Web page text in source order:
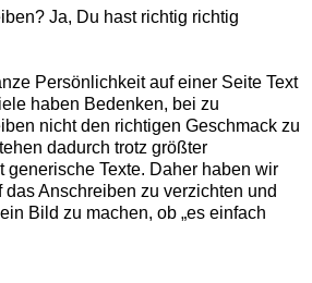
Ja, Du hast richtig richtig
Persönlichkeit auf einer Seite Text
haben Bedenken, bei zu
nicht den richtigen Geschmack zu
dadurch trotz größter
generische Texte. Daher haben wir
Anschreiben zu verzichten und
Bild zu machen, ob „es einfach